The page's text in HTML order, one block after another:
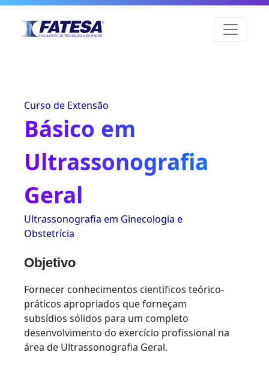
Curso de Extensão
Básico em
Ultrassonografia
Geral
Ultrassonografia em Ginecologia e
Obstetrícia
Objetivo
Fornecer conhecimentos científicos teórico-
práticos apropriados que forneçam
subsídios sólidos para um completo
desenvolvimento do exercício profissional na
área de Ultrassonografia Geral.